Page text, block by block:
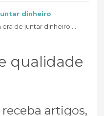
dinheiro
de juntar dinheiro....
qualidade
artigos,